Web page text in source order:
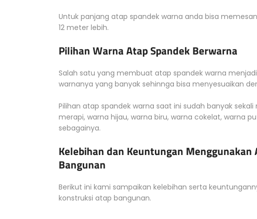
Untuk panjang atap spandek warna anda bisa
12 meter lebih.
Pilihan Warna Atap Spandek Berwarna
Salah satu yang membuat atap spandek warna
warnanya yang banyak sehinnga bisa menyesuaikan
Pilihan atap spandek warna saat ini sudah banyak
merapi, warna hijau, warna biru, warna cokelat, warna
sebagainya.
Kelebihan dan Keuntungan
Bangunan
Berikut ini kami sampaikan kelebihan serta
konstruksi atap bangunan.